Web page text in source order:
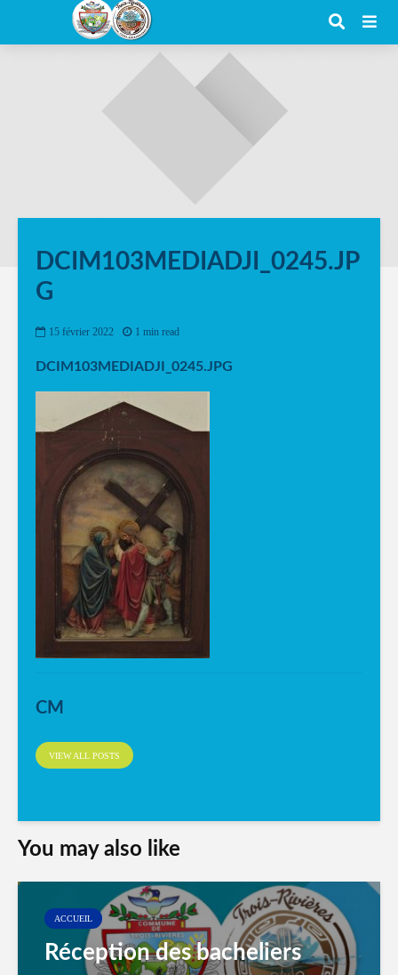
DCIM103MEDIADJI_0245.JP
G
15 février 2022 1 min read
DCIM103MEDIADJI_0245.JPG
CM
VIEW ALL POSTS
You may also like
ACCUEIL
Réception des bacheliers